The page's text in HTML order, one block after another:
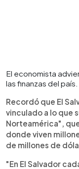
El economista
las finanzas del
Recordó que El
vinculado a lo que
Norteamérica",
donde viven
de millones de
"En El Salvador